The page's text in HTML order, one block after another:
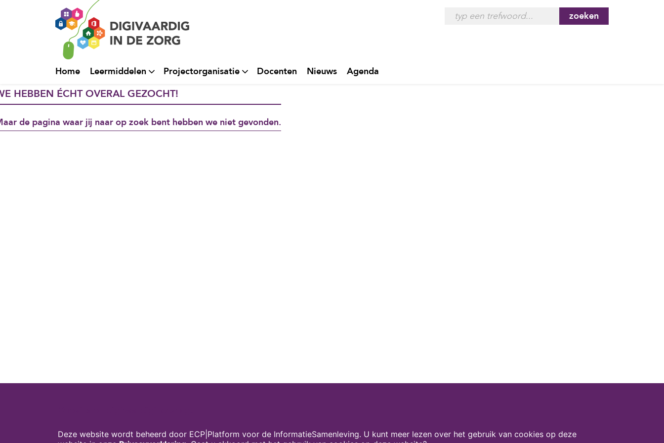
zoeken
Home Leermiddelen Projectorganisatie Docenten Nieuws Agenda
HEBBEN ÉCHT OVERAL GEZOCHT!
de pagina waar jij naar op zoek bent hebben we niet gevonden.
Deze website wordt beheerd door ECP|Platform voor de InformatieSamenleving. U kunt meer lezen over het gebruik van cookies op deze